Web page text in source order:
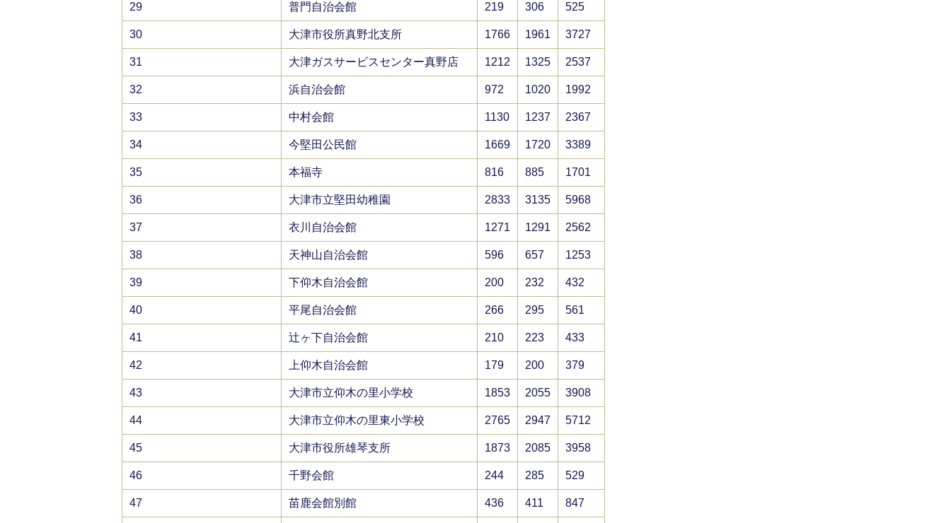
29 普門自治会館 219 306 525
30 大津市役所真野北支所 1766 1961 3727
31 大津ガスサービスセンター真野店 1212 1325 2537
32 浜自治会館 972 1020 1992
33 中村会館 1130 1237 2367
34 今堅田公民館 1669 1720 3389
35 本福寺 816 885 1701
36 大津市立堅田幼稚園 2833 3135 5968
37 衣川自治会館 1271 1291 2562
38 天神山自治会館 596 657 1253
39 下仰木自治会館 200 232 432
40 平尾自治会館 266 295 561
41 辻ヶ下自治会館 210 223 433
42 上仰木自治会館 179 200 379
43 大津市立仰木の里小学校 1853 2055 3908
44 大津市立仰木の里東小学校 2765 2947 5712
45 大津市役所雄琴支所 1873 2085 3958
46 千野会館 244 285 529
47 苗鹿会館別館 436 411 847